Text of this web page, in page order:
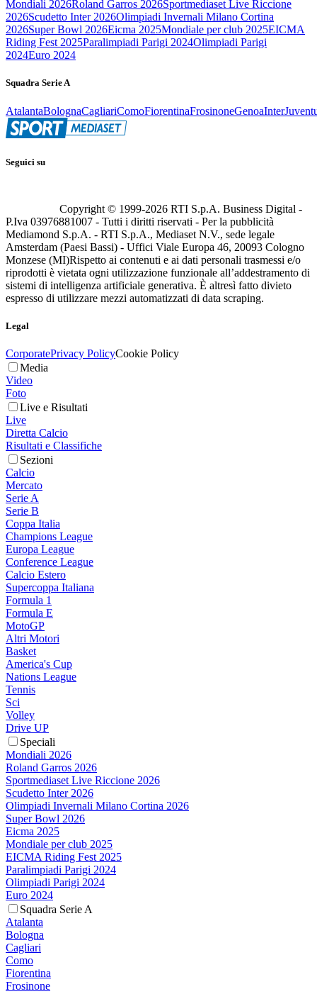
Mondiali 2026Roland Garros 2026Sportmediaset Live Riccione
2026Scudetto Inter 2026Olimpiadi Invernali Milano Cortina
2026Super Bowl 2026Eicma 2025Mondiale per club 2025EICMA
Riding Fest 2025Paralimpiadi Parigi 2024Olimpiadi Parigi
2024Euro 2024
Squadra Serie A
AtalantaBolognaCagliariComoFiorentinaFrosinoneGenoaInter
Seguici su
Copyright © 1999-2026 RTI S.p.A. Business Digital -
P.Iva 03976881007 - Tutti i diritti riservati - Per la pubblicità
Mediamond S.p.A. - RTI S.p.A., Mediaset N.V., sede legale
Amsterdam (Paesi Bassi) - Uffici Viale Europa 46, 20093 Cologno
Monzese (MI)Rispetto ai contenuti e ai dati personali trasmessi e/o
riprodotti è vietata ogni utilizzazione funzionale all’addestramento di
sistemi di intelligenza artificiale generativa. È altresì fatto divieto
espresso di utilizzare mezzi automatizzati di data scraping.
Legal
CorporatePrivacy PolicyCookie Policy
Media
Video
Foto
Live e Risultati
Live
Diretta Calcio
Risultati e Classifiche
Sezioni
Calcio
Mercato
Serie A
Serie B
Coppa Italia
Champions League
Europa League
Conference League
Calcio Estero
Supercoppa Italiana
Formula 1
Formula E
MotoGP
Altri Motori
Basket
America's Cup
Nations League
Tennis
Sci
Volley
Drive UP
Speciali
Mondiali 2026
Roland Garros 2026
Sportmediaset Live Riccione 2026
Scudetto Inter 2026
Olimpiadi Invernali Milano Cortina 2026
Super Bowl 2026
Eicma 2025
Mondiale per club 2025
EICMA Riding Fest 2025
Paralimpiadi Parigi 2024
Olimpiadi Parigi 2024
Euro 2024
Squadra Serie A
Atalanta
Bologna
Cagliari
Como
Fiorentina
Frosinone